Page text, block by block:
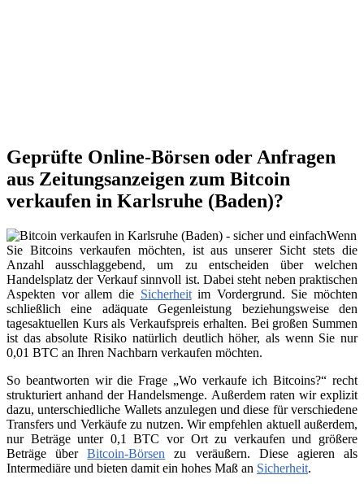
Geprüfte Online-Börsen oder Anfragen
aus Zeitungsanzeigen zum Bitcoin
verkaufen in Karlsruhe (Baden)?
Wenn
Sie Bitcoins verkaufen möchten, ist aus unserer Sicht stets die
Anzahl ausschlaggebend, um zu entscheiden über welchen
Handelsplatz der Verkauf sinnvoll ist. Dabei steht neben praktischen
Aspekten vor allem die Sicherheitim Vordergrund. Sie möchten
schließlich eine adäquate Gegenleistung beziehungsweise den
tagesaktuellen Kurs als Verkaufspreis erhalten. Bei großen Summen
ist das absolute Risiko natürlich deutlich höher, als wenn Sie nur
0,01 BTC an Ihren Nachbarn verkaufen möchten.
So beantworten wir die Frage „Wo verkaufe ich Bitcoins?“ recht
strukturiert anhand der Handelsmenge. Außerdem raten wir explizit
dazu, unterschiedliche Wallets anzulegen und diese für verschiedene
Transfers und Verkäufe zu nutzen. Wir empfehlen aktuell außerdem,
nur Beträge unter 0,1 BTC vor Ort zu verkaufen und größere
Beträge überBitcoin-Börsen zu veräußern. Diese agieren als
Intermediäre und bieten damit ein hohes Maß an Sicherheit.